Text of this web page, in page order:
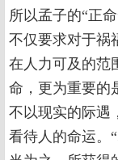
所以孟子的“正
不仅要求对于祸
在人力可及的范
命，更为重要的
不以现实的际遇
看待人的命运。